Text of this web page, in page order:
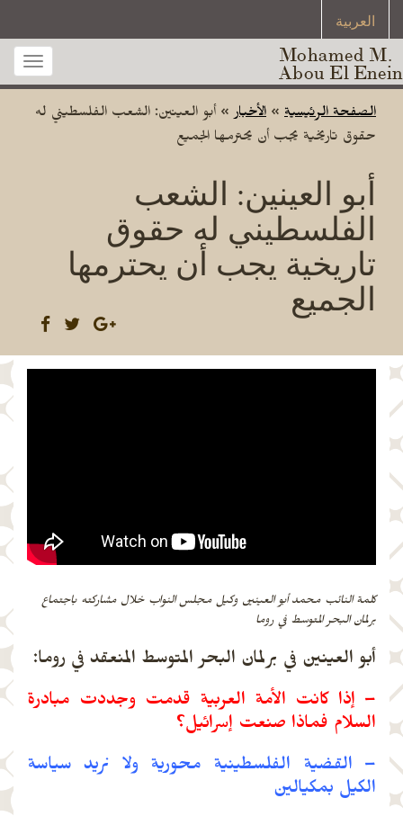
العربية
Mohamed M.
Abou El Enein
الصفحة الرئيسية » الأخبار» أبو العينين: الشعب الفلسطيني له
حقوق تاريخية يجب أن يحترمها الجميع ‎
أبو العينين: الشعب
الفلسطيني له حقوق
تاريخية يجب أن يحترمها
الجميع ‎
كلمة النائب محمد أبو العينين وكيل مجلس النواب خلال مشاركته باجتماع
برلمان البحر المتوسط في روما
أبو العينين في برلمان البحر المتوسط المنعقد في روما:
– إذا كانت الأمة العربية قدمت وجددت مبادرة
السلام فماذا صنعت إسرائيل؟
– القضية الفلسطينية محورية ولا نريد سياسة
الكيل بمكيالين